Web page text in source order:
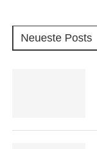
Neueste Posts